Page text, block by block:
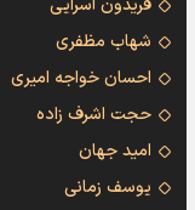
فریدون آسرایی
شهاب مظفری
احسان خواجه امیری
حجت اشرف زاده
امید جهان
یوسف زمانی